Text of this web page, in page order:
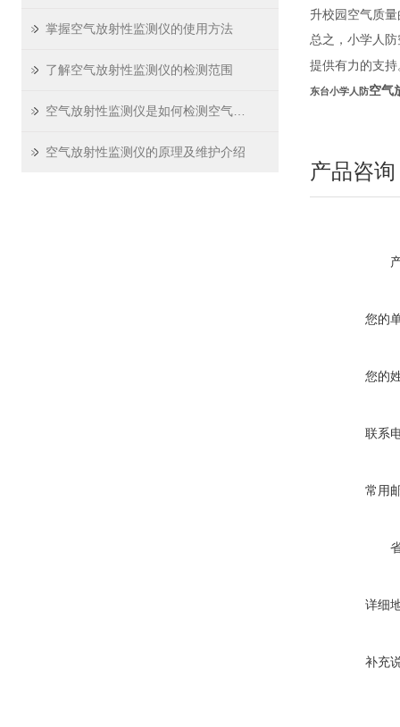
掌握空气放射性监测仪的使用方法
了解空气放射性监测仪的检测范围
空气放射性监测仪的原理及维护介绍
升校园空气质
总之，小学人
提供有力的支持
东台小学人防空气
产品咨询
您的
您的
联系
常用
详细
补充